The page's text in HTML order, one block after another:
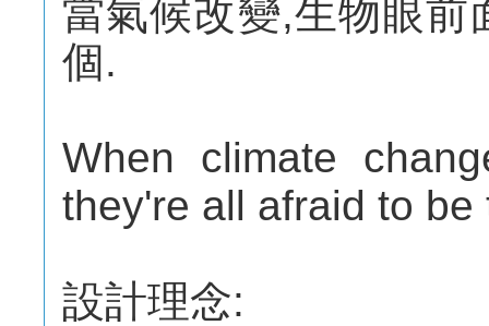
當氣候改變,生物眼前
個.
When climate
they're all afraid to be
設計理念: